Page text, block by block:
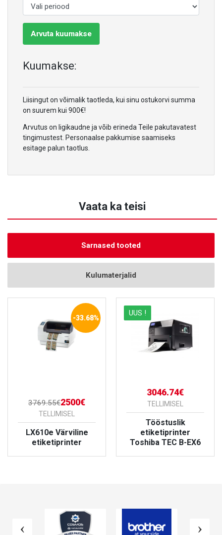
Arvuta kuumakse
Kuumakse:
Liisingut on võimalik taotleda, kui sinu ostukorvi summa
on suurem kui 900€!
Arvutus on ligikaudne ja võib erineda Teile pakutavatest
tingimustest. Personaalse pakkumise saamiseks
esitage palun taotlus.
Vaata ka teisi
Sarnased tooted
Kulumaterjalid
-33.68%
3769.55€2500€
TELLIMISEL
LX610e Värviline
etiketiprinter
UUS !
3046.74€
TELLIMISEL
Tööstuslik
etiketiprinter
Toshiba TEC B-EX6